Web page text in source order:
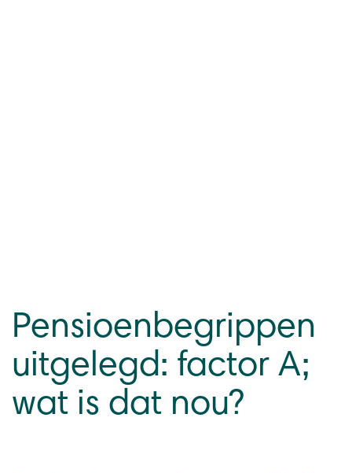
Pensioenbegrippen
uitgelegd: factor A;
wat is dat nou?